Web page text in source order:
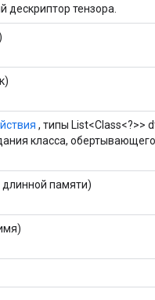
дескриптор тензора.
, типы List<Class<?>>
класса,
памяти)